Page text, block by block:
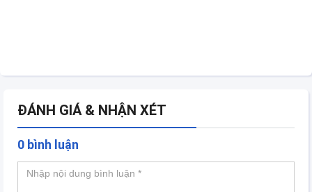
ĐÁNH GIÁ & NHẬN XÉT
0 bình luận